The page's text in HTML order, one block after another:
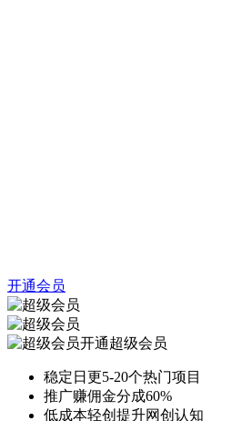
开通会员
开通超级会员
稳定日更5-20个热门项目
推广赚佣金分成60%
低成本轻创提升网创认知